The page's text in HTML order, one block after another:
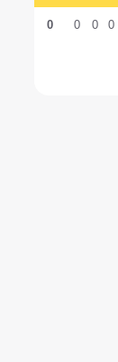
0
0
0
0